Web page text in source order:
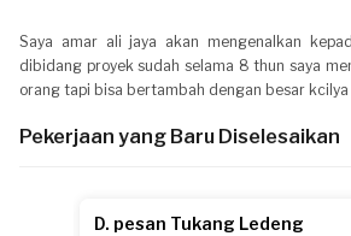
Saya amar ali jaya akan mengenalkan
dibidang proyek sudah selama 8 thun saya
orang tapi bisa bertambah dengan besar kcilya
Pekerjaan yang Baru Diselesaikan
D. pesan Tukang Ledeng